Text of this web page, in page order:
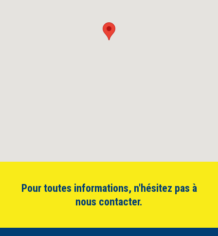
Pour toutes informations, n'hésitez pas à
nous contacter.